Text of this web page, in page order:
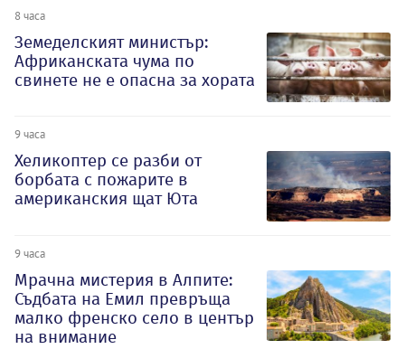
8 часа
Земеделският министър:
Африканската чума по
свинете не е опасна за хората
9 часа
Хеликоптер се разби от
борбата с пожарите в
американския щат Юта
9 часа
Мрачна мистерия в Алпите:
Съдбата на Емил превръща
малко френско село в център
на внимание